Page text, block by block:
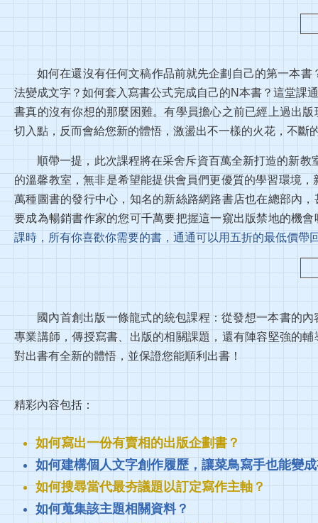
如何在還沒有任何文稿作品前就先企劃自己的第一本
法變成文字？如何套入寫書公式完成自己的N本書？這堂課
書真的沒有你想的那麼困難。有學員擔心之前已經上過出
切入點，反而會給您新的體悟，激盪出不一樣的火花，不斷
順帶一提，此次課程將在采舍斥資百萬全新打造的新教
的溫馨教室，無非是希望能提供會員們更優質的學習環境
萬種圖書的發行中心，知名的新絲路網路書店也在總部內
要成為暢銷書作家的您可千萬要把握這一窺出版禁地的機
課時，所有你喜歡你需要的書，通通可以用五折的最低價帶
國內首創出版一條龍式的統包課程：從發想一本書的
專業講師，傳授寫書、出版的相關課題，還有陣容堅強的
對出書有全新的體悟，並保證您能順利出書！
精彩內容包括：
如何寫出一份有賣相的出版企劃書？
如何建構個人文字創作履歷，讓菜鳥寫手也能變
如何搜尋當代最夯議題以訂定寫作主軸？
如何蒐集該主題相關資料？